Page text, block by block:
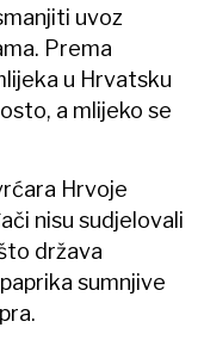
uvoz
Prema
u Hrvatsku
a mlijeko se
Hrvoje
nisu sudjelovali
država
sumnjive